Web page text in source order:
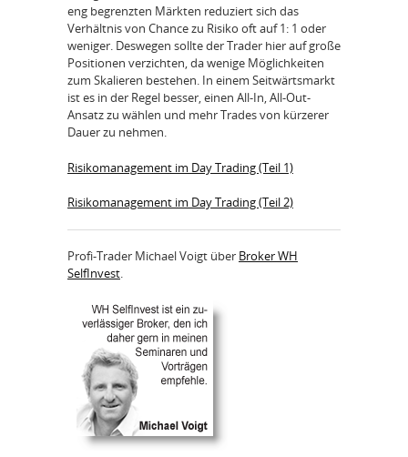
eng begrenzten Märkten reduziert sich das
Verhältnis von Chance zu Risiko oft auf 1: 1 oder
weniger. Deswegen sollte der Trader hier auf große
Positionen verzichten, da wenige Möglichkeiten
zum Skalieren bestehen. In einem Seitwärtsmarkt
ist es in der Regel besser, einen All-In, All-Out-
Ansatz zu wählen und mehr Trades von kürzerer
Dauer zu nehmen.
Risikomanagement im Day Trading (Teil 1)
Risikomanagement im Day Trading (Teil 2)
Profi-Trader Michael Voigt über Broker WH
SelfInvest.